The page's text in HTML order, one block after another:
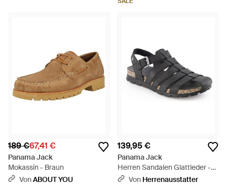
189 €67,41 €
Panama Jack
Mokassin - Braun
VonABOUT YOU
139,95 €
Panama Jack
Herren Sandalen Glattleder -
Schwarz
Von Herrenausstatter